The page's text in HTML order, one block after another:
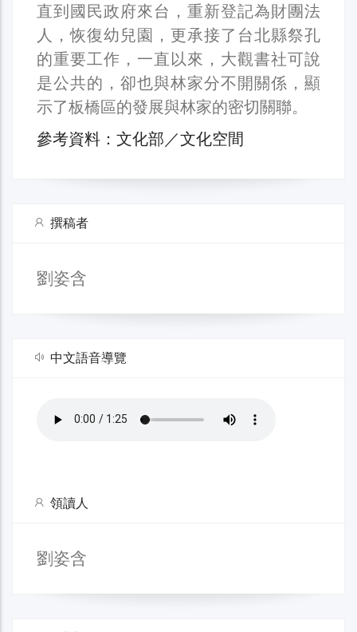
直到國民政府來台，重新登記為財團法
人，恢復幼兒園，更承接了台北縣祭孔
的重要工作，一直以來，大觀書社可說
是公共的，卻也與林家分不開關係，顯
示了板橋區的發展與林家的密切關聯。
參考資料：文化部／文化空間
撰稿者
劉姿含
中文語音導覽
領讀人
劉姿含